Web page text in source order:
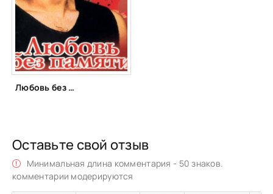
Любовь без памяти (1992)
Оставьте свой отзыв
Минимальная длина комментария - 50 знаков.
комментарии модерируются